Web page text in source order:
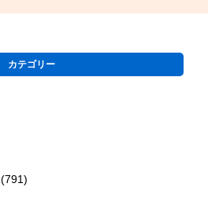
カテゴリー
(791)